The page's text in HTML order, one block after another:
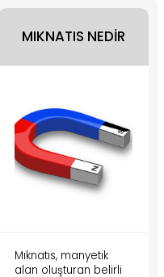
MIKNATIS NEDİR
Mıknatıs, manyetik
alan oluşturan belirli